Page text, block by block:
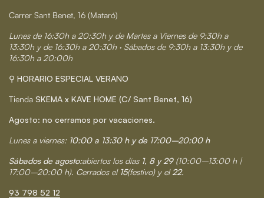
Carrer Sant Benet, 16 (Mataró)
Lunes de 16:30h a 20:30h y de Martes a Viernes de 9:30h a
13:30h y de 16:30h a 20:30h · Sábados de 9:30h a 13:30h y de
16:30h a 20:00h
⚲ HORARIO ESPECIAL VERANO
Tienda SKEMA x KAVE HOME (C/ Sant Benet, 16)
Agosto: no cerramos por vacaciones.
Lunes a viernes: 10:00 a 13:30 h y de 17:00–20:00 h
Sábados de agosto:abiertos los días 1, 8 y 29 (10:00–13:00 h |
17:00–20:00 h). Cerrados el 15(festivo) y el22.
93 798 52 12